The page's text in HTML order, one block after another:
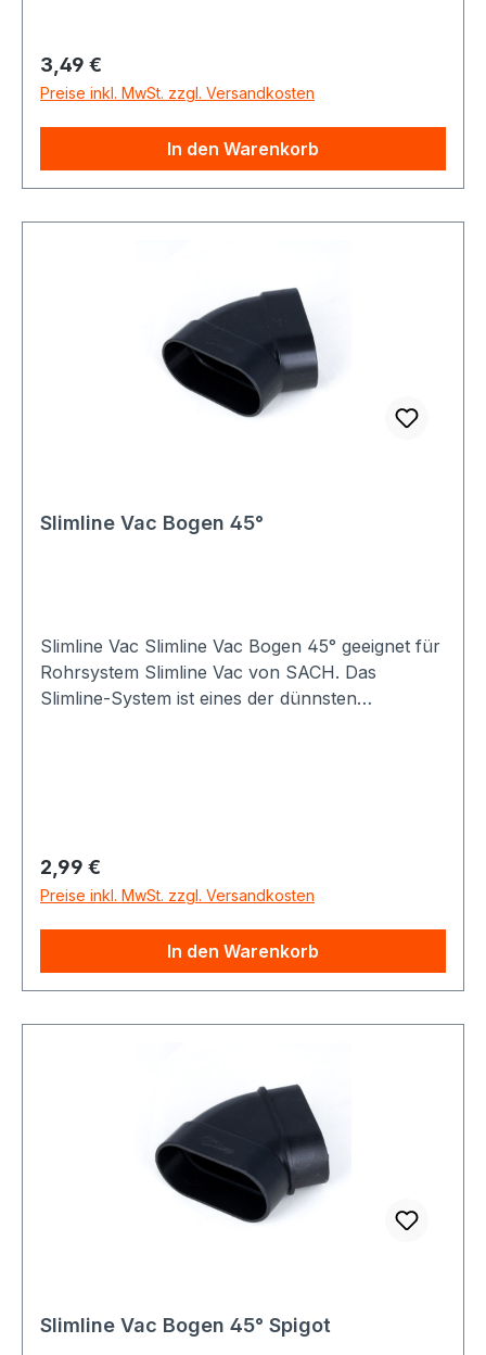
Regulärer Preis:
3,49 €
Preise inkl. MwSt. zzgl. Versandkosten
In den Warenkorb
Slimline Vac Bogen 45°
Slimline Vac Slimline Vac Bogen 45° geeignet für
Rohrsystem Slimline Vac von SACH. Das
Slimline-System ist eines der dünnsten
Regulärer Preis:
2,99 €
Preise inkl. MwSt. zzgl. Versandkosten
In den Warenkorb
Slimline Vac Bogen 45° Spigot